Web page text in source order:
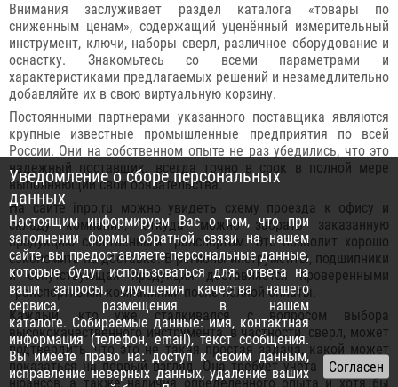
Внимания заслуживает раздел каталога «товары по
сниженным ценам», содержащий уценённый измерительный
инструмент, ключи, наборы сверл, различное оборудование и
оснастку. Знакомьтесь со всеми параметрами и
характеристиками предлагаемых решений и незамедлительно
добавляйте их в свою виртуальную корзину.
Постоянными партнерами указанного поставщика являются
крупные известные промышленные предприятия по всей
России. Они на собственном опыте не раз убедились, что это
надежный поставщик, всегда точно в срок в полной мере
выполняющий свои обязательства.
На сайте inpo.ru можно увидеть схему проезда к офису и
складу компании, откуда можно забрать заказанную
продукцию собственным транспортом. Это позволит хорошо
сэкономить на доставке. В регионы инструменты, подшипники
и сопутствующая продукция доставляется проверенными
транспортными компаниями после полной оплаты.
Каждый, кто уже сталкивался с вопросом выбора
высококачественного инструмента, в частности, сверл, может
подтвердить, что это не такая простая задача, какой может
показаться на первый взгляд. Она требует учёта множества
нюансов, а также наличия определенного опыта и хотя бы
Уведомление о сборе персональных
данных
Настоящим информируем Вас о том, что при
заполнении формы обратной связи на нашем
сайте, вы предоставляете персональные данные,
которые будут использоваться для: ответа на
ваши запросы, улучшения качества нашего
сервиса, размещения в нашем
каталоге. Собираемые данные: имя, контактная
информация (телефон, email), текст сообщения.
Вы имеете право на: доступ к своим данным,
исправление неверных данных, удаление ваших